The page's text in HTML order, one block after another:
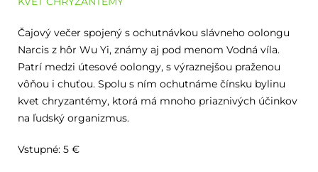
Čajový večer spojený s ochutnávkou slávneho oolongu
Narcis z hôr Wu Yi, známy aj pod menom Vodná víla.
Patrí medzi útesové oolongy, s výraznejšou praženou
vôňou i chuťou. Spolu s ním ochutnáme čínsku bylinu
kvet chryzantémy, ktorá má mnoho priaznivých účinkov
na ľudský organizmus.
Vstupné: 5 €